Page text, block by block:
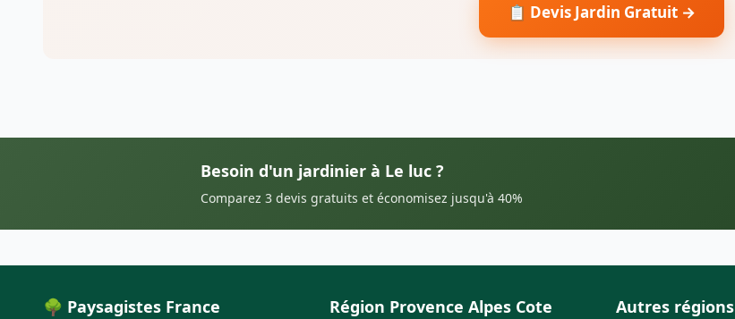
📋 Devis Jardin Gratuit →
Besoin d'un jardinier à Le luc ?
Comparez 3 devis gratuits et économisez jusqu'à 40%
🌳 Paysagistes France
Région Provence Alpes Cote
Autres régions